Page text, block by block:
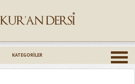
KATEGORILER